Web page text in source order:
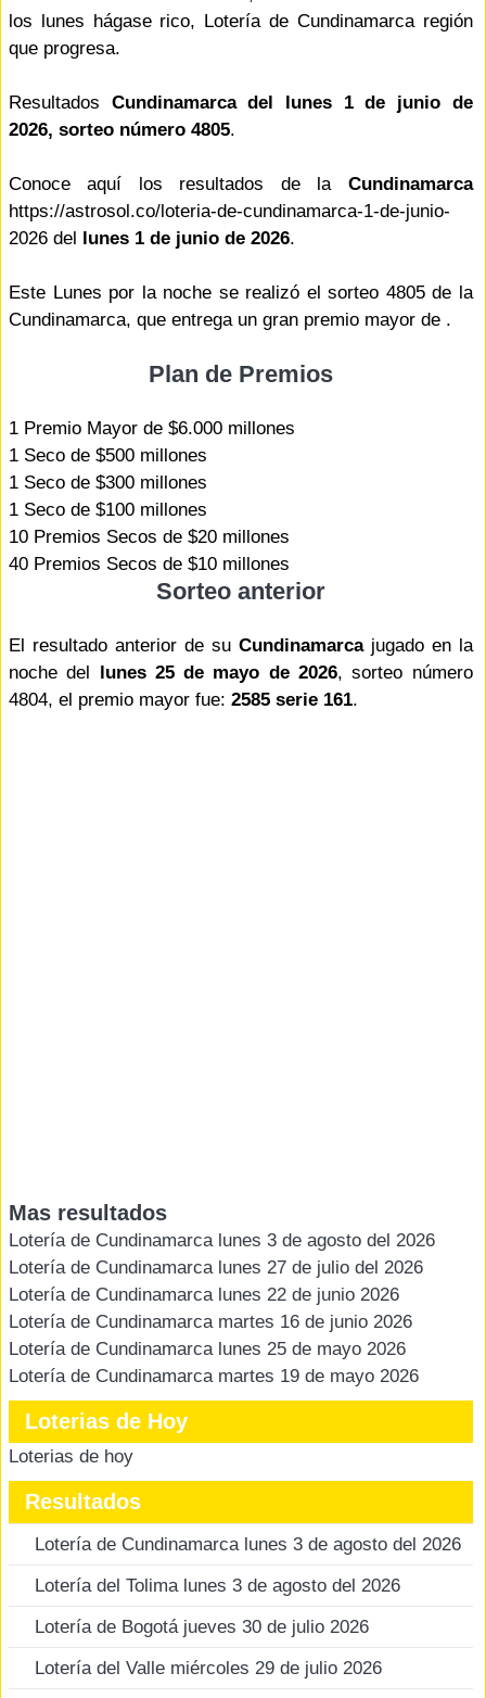
los lunes hágase rico, Lotería de Cundinamarca región
que progresa.
Resultados Cundinamarca del lunes 1 de junio de
2026, sorteo número 4805.
Conoce aquí los resultados de la Cundinamarca
https://astrosol.co/loteria-de-cundinamarca-1-de-junio-
2026 del lunes 1 de junio de 2026.
Este Lunes por la noche se realizó el sorteo 4805 de la
Cundinamarca, que entrega un gran premio mayor de .
Plan de Premios
1 Premio Mayor de $6.000 millones
1 Seco de $500 millones
1 Seco de $300 millones
1 Seco de $100 millones
10 Premios Secos de $20 millones
40 Premios Secos de $10 millones
Sorteo anterior
El resultado anterior de su Cundinamarcajugado en la
noche del lunes 25 de mayo de 2026, sorteo número
4804, el premio mayor fue: 2585 serie 161.
Mas resultados
Lotería de Cundinamarca lunes 3 de agosto del 2026
Lotería de Cundinamarca lunes 27 de julio del 2026
Lotería de Cundinamarca lunes 22 de junio 2026
Lotería de Cundinamarca martes 16 de junio 2026
Lotería de Cundinamarca lunes 25 de mayo 2026
Lotería de Cundinamarca martes 19 de mayo 2026
Loterias de Hoy
Loterias de hoy
Resultados
Lotería de Cundinamarca lunes 3 de agosto del 2026
Lotería del Tolima lunes 3 de agosto del 2026
Lotería de Bogotá jueves 30 de julio 2026
Lotería del Valle miércoles 29 de julio 2026